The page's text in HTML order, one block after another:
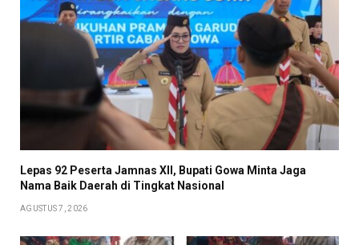
Lepas 92 Peserta Jamnas XII, Bupati Gowa Minta Jaga
Nama Baik Daerah di Tingkat Nasional
AGUSTUS 7, 2026